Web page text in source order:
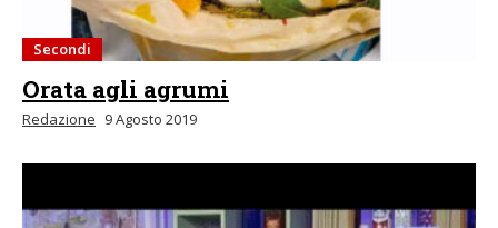
Secondi
Orata agli agrumi
Redazione 9 Agosto 2019